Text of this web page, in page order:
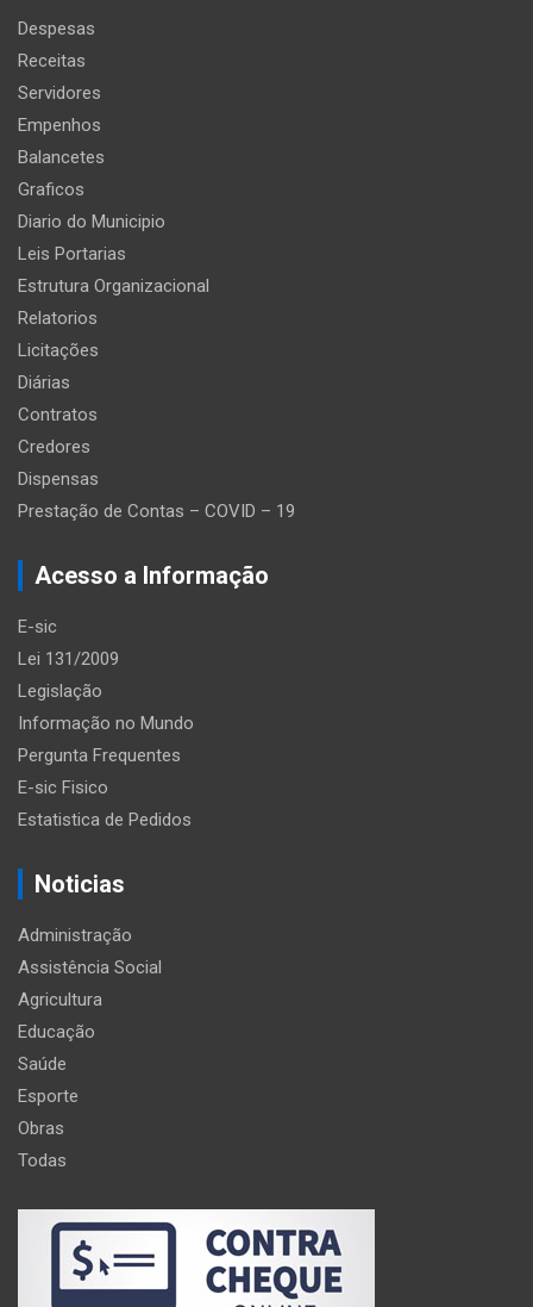
Despesas
Receitas
Servidores
Empenhos
Balancetes
Graficos
Diario do Municipio
Leis Portarias
Estrutura Organizacional
Relatorios
Licitações
Diárias
Contratos
Credores
Dispensas
Prestação de Contas – COVID – 19
Acesso a Informação
E-sic
Lei 131/2009
Legislação
Informação no Mundo
Pergunta Frequentes
E-sic Fisico
Estatistica de Pedidos
Noticias
Administração
Assistência Social
Agricultura
Educação
Saúde
Esporte
Obras
Todas